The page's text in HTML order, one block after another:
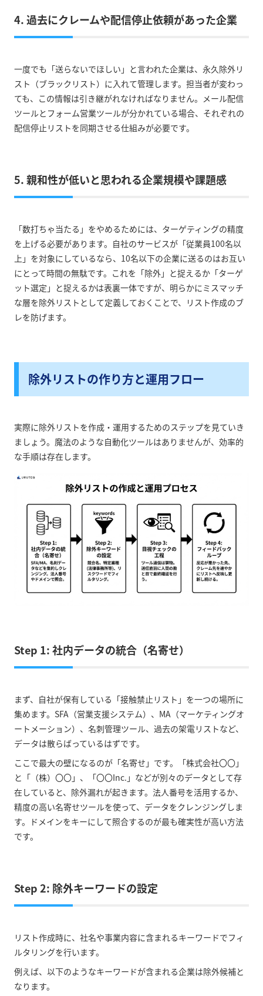
4. 過去にクレームや配信停止依頼があった企業
一度でも「送らないでほしい」と言われた企業は、永久除外リ
スト（ブラックリスト）に入れて管理します。担当者が変わっ
ても、この情報は引き継がれなければなりません。メール配信
ツールとフォーム営業ツールが分かれている場合、それぞれの
配信停止リストを同期させる仕組みが必要です。
5. 親和性が低いと思われる企業規模や課題感
「数打ちゃ当たる」をやめるためには、ターゲティングの精度
を上げる必要があります。自社のサービスが「従業員100名以
上」を対象にしているなら、10名以下の企業に送るのはお互い
にとって時間の無駄です。これを「除外」と捉えるか「ターゲ
ット選定」と捉えるかは表裏一体ですが、明らかにミスマッチ
な層を除外リストとして定義しておくことで、リスト作成のブ
レを防げます。
除外リストの作り方と運用フロー
実際に除外リストを作成・運用するためのステップを見ていき
ましょう。魔法のような自動化ツールはありませんが、効率的
な手順は存在します。
Step 1: 社内データの統合（名寄せ）
まず、自社が保有している「接触禁止リスト」を一つの場所に
集めます。SFA（営業支援システム）、MA（マーケティングオ
ートメーション）、名刺管理ツール、過去の架電リストなど、
データは散らばっているはずです。
ここで最大の壁になるのが「名寄せ」です。「株式会社〇〇」
と「（株）〇〇」、「〇〇Inc.」などが別々のデータとして存
在していると、除外漏れが起きます。法人番号を活用するか、
精度の高い名寄せツールを使って、データをクレンジングしま
す。ドメインをキーにして照合するのが最も確実性が高い方法
です。
Step 2: 除外キーワードの設定
リスト作成時に、社名や事業内容に含まれるキーワードでフィ
ルタリングを行います。
例えば、以下のようなキーワードが含まれる企業は除外候補と
なります。